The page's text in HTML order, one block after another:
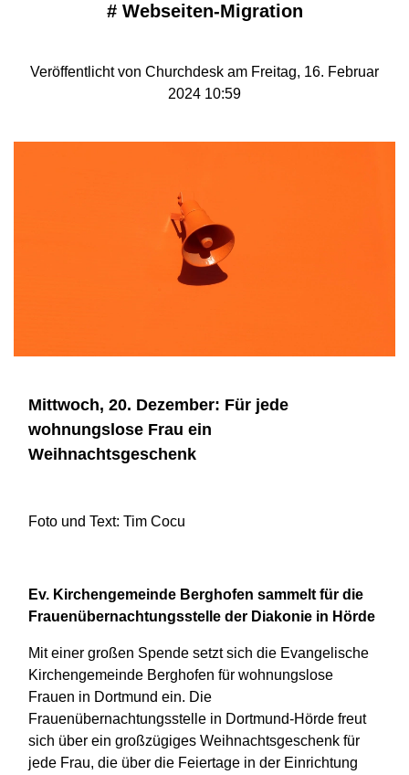
# Webseiten-Migration
Veröffentlicht von Churchdesk am Freitag, 16. Februar
2024 10:59
Mittwoch, 20. Dezember: Für jede
wohnungslose Frau ein
Weihnachtsgeschenk
Foto und Text: Tim Cocu
Ev. Kirchengemeinde Berghofen sammelt für die
Frauenübernachtungsstelle der Diakonie in Hörde
Mit einer großen Spende setzt sich die Evangelische
Kirchengemeinde Berghofen für wohnungslose
Frauen in Dortmund ein. Die
Frauenübernachtungsstelle in Dortmund-Hörde freut
sich über ein großzügiges Weihnachtsgeschenk für
jede Frau, die über die Feiertage in der Einrichtung